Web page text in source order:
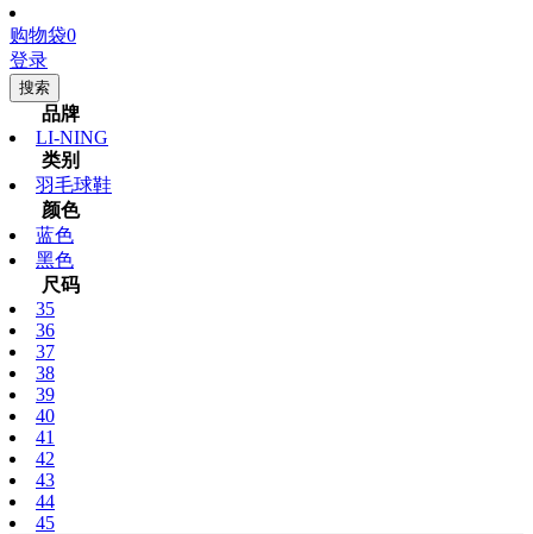
购物袋0
登录
搜索
品牌
LI-NING
类别
羽毛球鞋
颜色
蓝色
黑色
尺码
35
36
37
38
39
40
41
42
43
44
45